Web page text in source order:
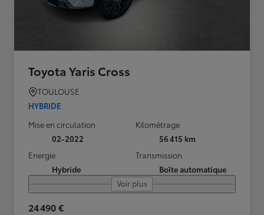
Toyota Yaris Cross
TOULOUSE
HYBRIDE
Mise en circulation
02-2022
Kilométrage
56 415 km
Energie
Hybride
Transmission
Boîte automatique
Voir plus
24 490 €